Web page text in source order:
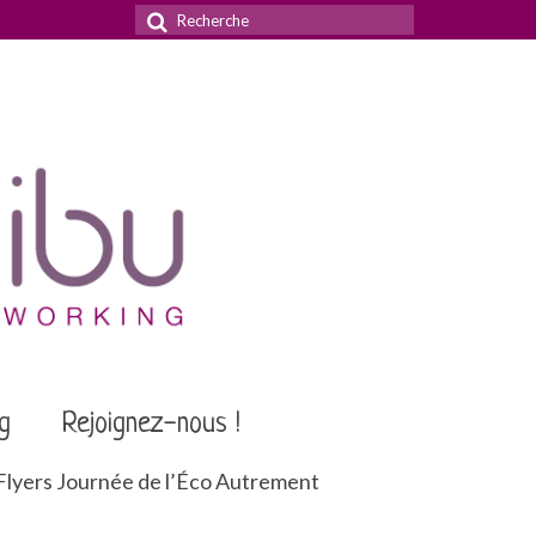
Rechercher
:
Rejoignez-nous !
Journée de l’Éco Autrement